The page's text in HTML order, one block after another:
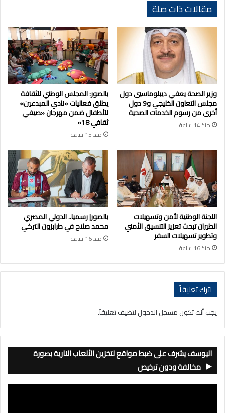
مقالات ذات صلة
وزير الصحة يعفي ديبلوماسيي دول
مجلس التعاون الخليجي و9 دول
أخرى من رسوم الخدمات الصحية
منذ 14 ساعة
بالصور: المجلس الوطني للثقافة
يطلق فعاليات «نادي المبدعين»
للأطفال ضمن مهرجان «صيفي
ثقافي 18»
منذ 15 ساعة
اللجنة الوطنية لأمن وتسهيلات
الطيران تبحث تعزيز التنسيق الأمني
وتطوير تسهيلات السفر
منذ 16 ساعة
بالصور| رسميا.. الدولي المصري
محمد صلاح في طرابزون التركي
منذ 16 ساعة
اترك تعليقاً
يجب أنت تكون مسجل الدخول لتضيف تعليقاً.
اليوسف يشرف على ضبط مواقع لتخزين الألعاب النارية بصورة
مخالفة ودون ترخيص